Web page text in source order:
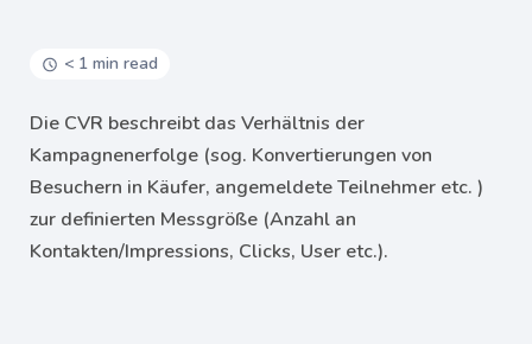
< 1 min read
Die CVR beschreibt das Verhältnis der
Kampagnenerfolge (sog. Konvertierungen von
Besuchern in Käufer, angemeldete Teilnehmer etc. )
zur definierten Messgröße (Anzahl an
Kontakten/Impressions, Clicks, User etc.).